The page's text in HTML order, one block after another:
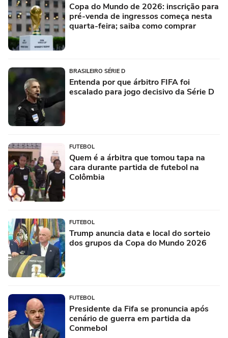
Copa do Mundo de 2026: inscrição para
pré-venda de ingressos começa nesta
quarta-feira; saiba como comprar
BRASILEIRO SÉRIE D
Entenda por que árbitro FIFA foi
escalado para jogo decisivo da Série D
FUTEBOL
Quem é a árbitra que tomou tapa na
cara durante partida de futebol na
Colômbia
FUTEBOL
Trump anuncia data e local do sorteio
dos grupos da Copa do Mundo 2026
FUTEBOL
Presidente da Fifa se pronuncia após
cenário de guerra em partida da
Conmebol